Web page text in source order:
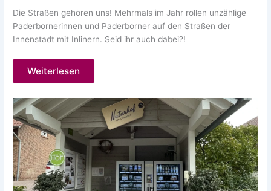
Die Straßen gehören uns! Mehrmals im Jahr rollen unzählige
Paderbornerinnen und Paderborner auf den Straßen der
Innenstadt mit Inlinern. Seid ihr auch dabei?!
Weiterlesen